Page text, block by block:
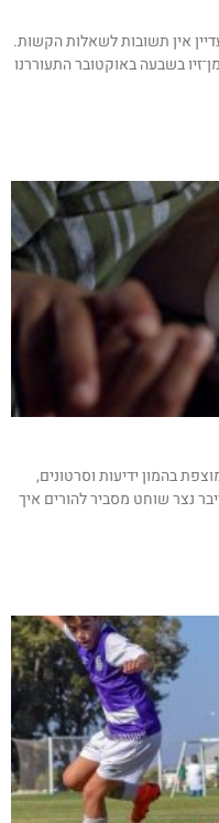
אין תשובות לשאלות הקשות.
בשבעה באוקטובר התעוררנו
בהמון ידיעות וסרטונים,
נצר שוחט מסביר להורים איך